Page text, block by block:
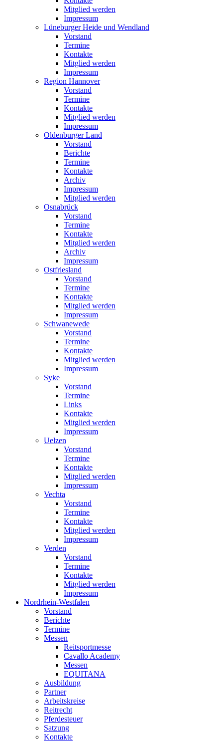
Mitglied werden
Impressum
Lüneburger Heide und Wendland
Vorstand
Termine
Kontakte
Mitglied werden
Impressum
Region Hannover
Vorstand
Termine
Kontakte
Mitglied werden
Impressum
Oldenburger Land
Vorstand
Berichte
Termine
Kontakte
Archiv
Impressum
Mitglied werden
Osnabrück
Vorstand
Termine
Kontakte
Mitglied werden
Archiv
Impressum
Ostfriesland
Vorstand
Termine
Kontakte
Mitglied werden
Impressum
Schwanewede
Vorstand
Termine
Kontakte
Mitglied werden
Impressum
Syke
Vorstand
Termine
Links
Kontakte
Mitglied werden
Impressum
Uelzen
Vorstand
Termine
Kontakte
Mitglied werden
Impressum
Vechta
Vorstand
Termine
Kontakte
Mitglied werden
Impressum
Verden
Vorstand
Termine
Kontakte
Mitglied werden
Impressum
Nordrhein-Westfalen
Vorstand
Berichte
Termine
Messen
Reitsportmesse
Cavallo Academy
Messen
EQUITANA
Ausbildung
Partner
Arbeitskreise
Reitrecht
Pferdesteuer
Satzung
Kontakte